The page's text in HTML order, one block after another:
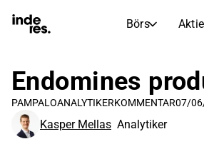
Börs
Börs
Endomines
PAMPALOANALYTIKERKOMMENTAR07/
Kasper Mellas Analytiker